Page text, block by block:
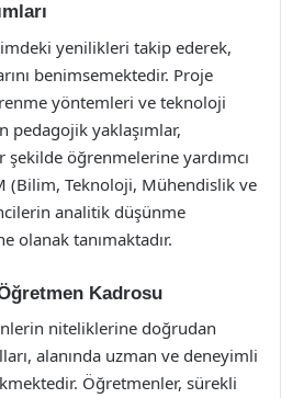
yenilikleri takip ederek,
benimsemektedir. Proje
yöntemleri ve teknoloji
yaklaşımlar,
öğrenmelerine yardımcı
(Bilim, Teknoloji, Mühendislik ve
analitik düşünme
olanak tanımaktadır.
Kadrosu
niteliklerine doğrudan
alanında uzman ve deneyimli
Öğretmenler, sürekli